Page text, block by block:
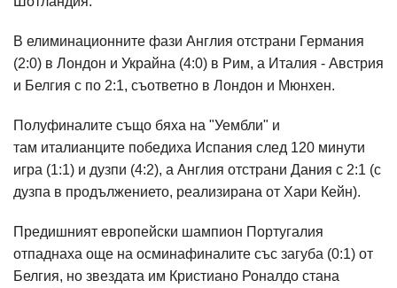
В елиминационните фази Англия отстрани Германия
(2:0) в Лондон и Украйна (4:0) в Рим, а Италия - Австрия
и Белгия с по 2:1, съответно в Лондон и Мюнхен.
Полуфиналите също бяха на "Уембли" и
там италианците победиха Испания след 120 минути
игра (1:1) и дузпи (4:2), а Англия отстрани Дания с 2:1 (с
дузпа в продължението, реализирана от Хари Кейн).
Предишният европейски шампион Португалия
отпаднаха още на осминафиналите със загуба (0:1) от
Белгия, но звездата им Кристиано Роналдо стана